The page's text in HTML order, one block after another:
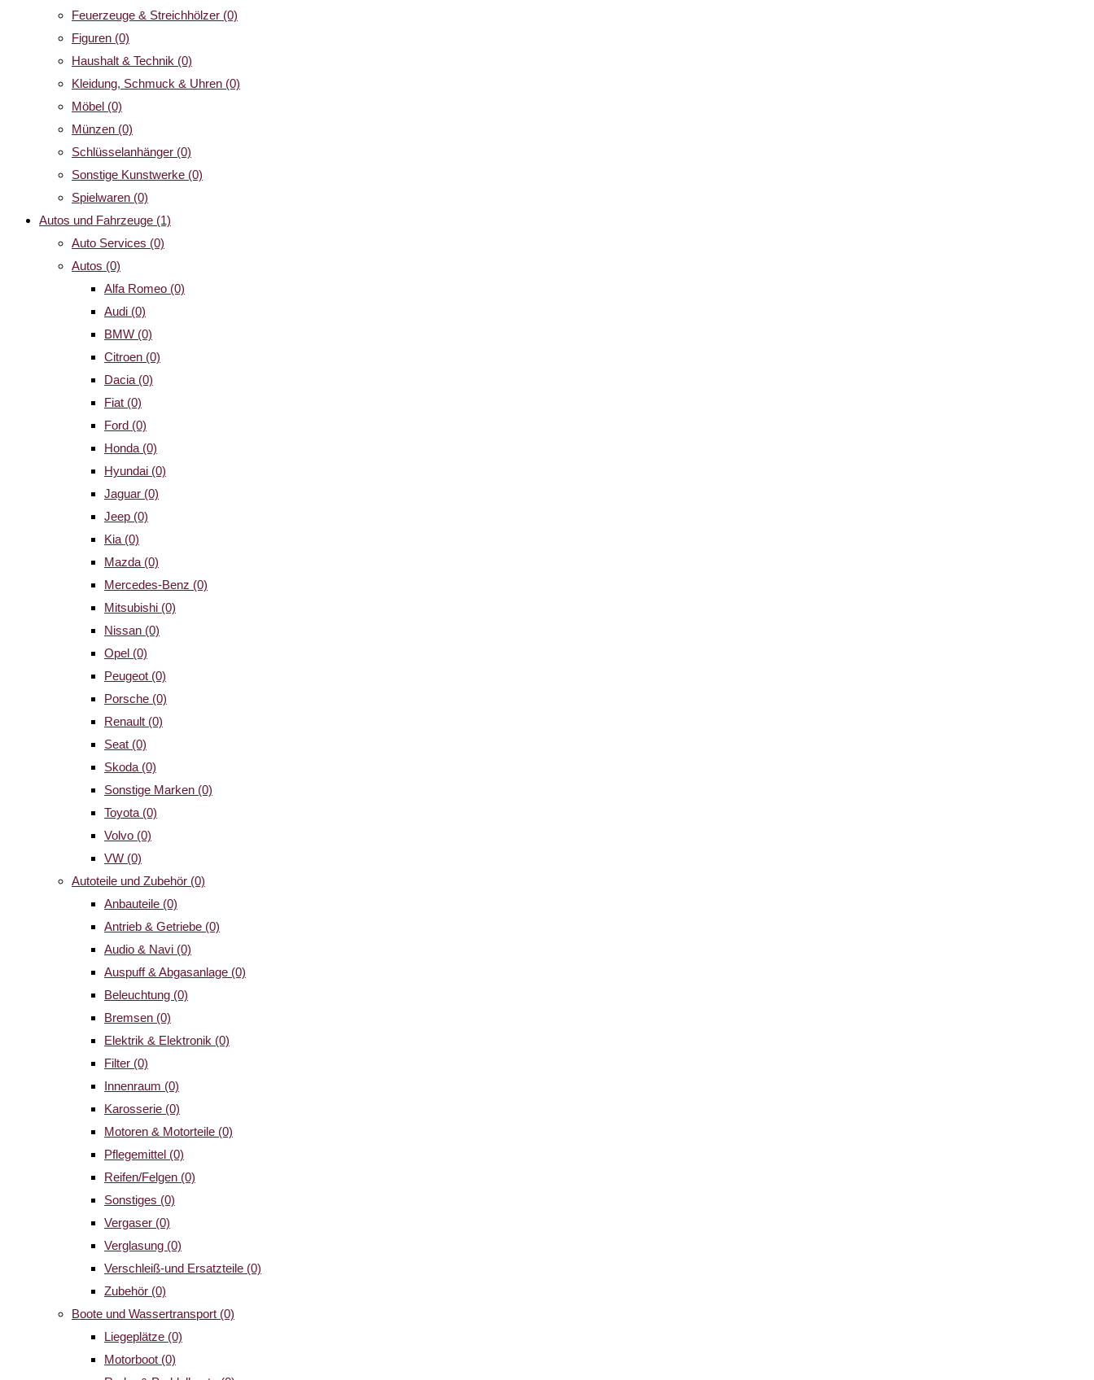
Feuerzeuge & Streichhölzer (0)
Figuren (0)
Haushalt & Technik (0)
Kleidung, Schmuck & Uhren (0)
Möbel (0)
Münzen (0)
Schlüsselanhänger (0)
Sonstige Kunstwerke (0)
Spielwaren (0)
Autos und Fahrzeuge (1)
Auto Services (0)
Autos (0)
Alfa Romeo (0)
Audi (0)
BMW (0)
Citroen (0)
Dacia (0)
Fiat (0)
Ford (0)
Honda (0)
Hyundai (0)
Jaguar (0)
Jeep (0)
Kia (0)
Mazda (0)
Mercedes-Benz (0)
Mitsubishi (0)
Nissan (0)
Opel (0)
Peugeot (0)
Porsche (0)
Renault (0)
Seat (0)
Skoda (0)
Sonstige Marken (0)
Toyota (0)
Volvo (0)
VW (0)
Autoteile und Zubehör (0)
Anbauteile (0)
Antrieb & Getriebe (0)
Audio & Navi (0)
Auspuff & Abgasanlage (0)
Beleuchtung (0)
Bremsen (0)
Elektrik & Elektronik (0)
Filter (0)
Innenraum (0)
Karosserie (0)
Motoren & Motorteile (0)
Pflegemittel (0)
Reifen/Felgen (0)
Sonstiges (0)
Vergaser (0)
Verglasung (0)
Verschleiß-und Ersatzteile (0)
Zubehör (0)
Boote und Wassertransport (0)
Liegeplätze (0)
Motorboot (0)